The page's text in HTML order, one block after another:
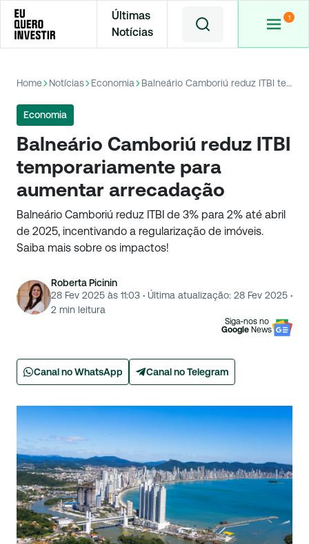
Últimas
Notícias
Home Notícias Economia Balneário Camboriú reduz ITBI temporariamente para aumentar arrecadação
Economia
Balneário Camboriú reduz ITBI
temporariamente para
aumentar arrecadação
Balneário Camboriú reduz ITBI de 3% para 2% até abril
de 2025, incentivando a regularização de imóveis.
Saiba mais sobre os impactos!
Roberta Picinin
28 Fev 2025 às 11:03 · Última atualização: 28 Fev 2025 ·
2 min leitura
Siga-nos no
Google News
Canal no WhatsApp Canal no Telegram